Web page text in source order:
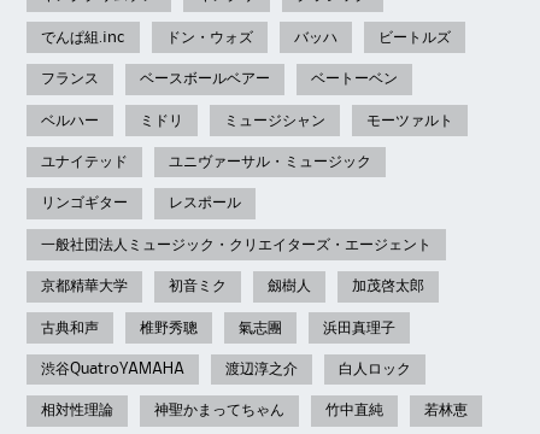
でんぱ組.inc ドン・ウォズ バッハ ビートルズ
フランス ベースボールベアー ベートーベン
ベルハー ミドリ ミュージシャン モーツァルト
ユナイテッド ユニヴァーサル・ミュージック
リンゴギター レスポール
一般社団法人ミュージック・クリエイターズ・エージェント
京都精華大学 初音ミク 劔樹人 加茂啓太郎
古典和声 椎野秀聰 氣志團 浜田真理子
渋谷QuatroYAMAHA 渡辺淳之介 白人ロック
相対性理論 神聖かまってちゃん 竹中直純 若林恵